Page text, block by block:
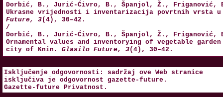
Dorbić, B., Jurić-Ćivro, B., Španjol, Ž., Friganović,
Ukrasne vrijednosti i inventarizacija povrtnih vrsta u
Future, 3(4), 30–42.
/
Dorbić, B., Jurić-Ćivro, B., Španjol, Ž., Friganović,
Ornamental values and inventorying of vegetable
city of Knin. Glasilo Future, 3(4), 30–42.
Isključenje odgovornosti: sadržaj ove Web stranice
isključiva je odgovornost gazette-future .
Gazette-future Privatnost .